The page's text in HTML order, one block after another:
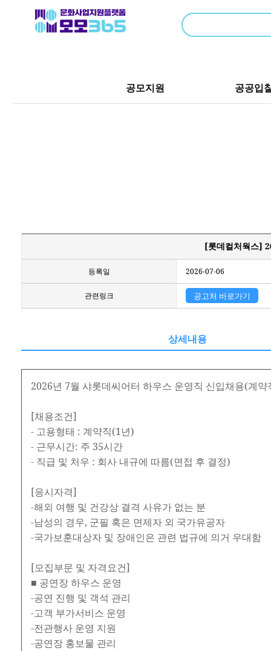
공모지원 공공입
[롯데컬처웍스]
등록일 2026-07-06
관련링크 공고처 바로가기
상세내용
2026년 7월 샤롯데씨어터 하우스 운영직 신입채용(계약
[채용조건]
- 고용형태 : 계약직(1년)
- 근무시간: 주 35시간
- 직급 및 처우 : 회사 내규에 따름(면접 후 결정)
[응시자격]
-해외 여행 및 건강상 결격 사유가 없는 분
-남성의 경우, 군필 혹은 면제자 외 국가유공자
-국가보훈대상자 및 장애인은 관련 법규에 의거 우대함
[모집부문 및 자격요건]
■ 공연장 하우스 운영
-공연 진행 및 객석 관리
-고객 부가서비스 운영
-전관행사 운영 지원
-공연장 홍보물 관리